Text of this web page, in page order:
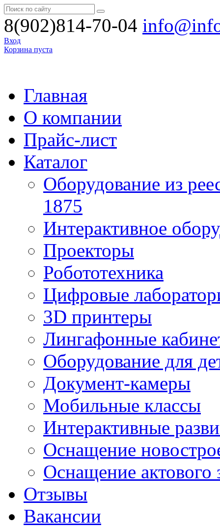
8(902)814-70-04
Вход
Корзина пуста
Главная
О компании
Прайс-лист
Каталог
Оборудование из
1875
Интерактивное
Проекторы
Робототехника
Цифровые
3D принтеры
Лингафонные
Оборудование для
Документ-камеры
Мобильные классы
Интерактивные
Оснащение
Оснащение актового
Отзывы
Вакансии